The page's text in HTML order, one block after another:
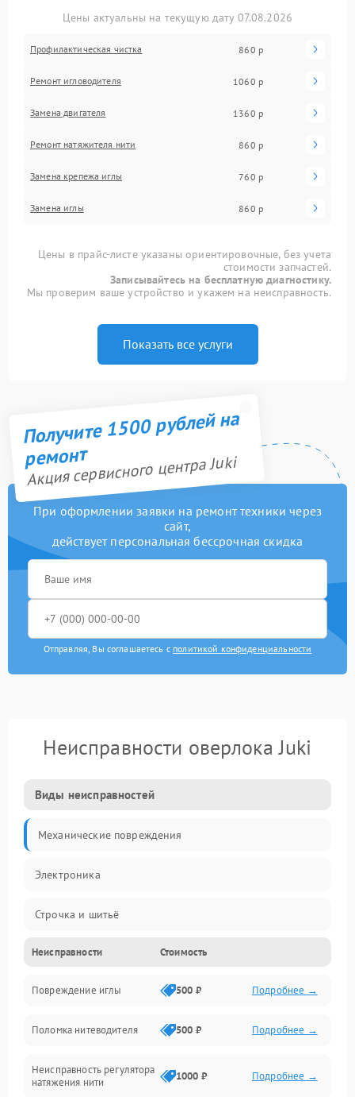
Цены актуальны на текущую дату 07.08.2026
Профилактическая чистка 860 р
Ремонт игловодителя 1060 р
Замена двигателя 1360 р
Ремонт натяжителя нити 860 р
Замена крепежа иглы 760 р
Замена иглы 860 р
Цены в прайс-листе указаны ориентировочные, без учета
стоимости запчастей.
Записывайтесь на бесплатную диагностику.
Мы проверим ваше устройство и укажем на неисправность.
Показать все услуги
Получите 1500 рублей на
ремонт
Акция сервисного центра Juki
При оформлении заявки на ремонт техники через
сайт,
действует персональная бессрочная скидка
Отправляя, Вы соглашаетесь с политикой конфиденциальности
Неисправности оверлока Juki
Виды неисправностей
Механические повреждения
Электроника
Строчка и шитьё
Прочие неисправности
Подача ткани
Игловодитель и механизмы
Ножи и обрезка
Неисправности Стоимость
Повреждение иглы 500 ₽ Подробнее →
Поломка нитеводителя 500 ₽ Подробнее →
Неисправность регулятора
натяжения нити
1000 ₽ Подробнее →